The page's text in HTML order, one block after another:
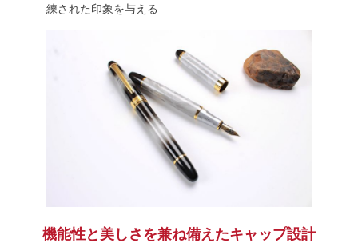
練された印象を与える
機能性と美しさを兼ね備えたキャップ設計